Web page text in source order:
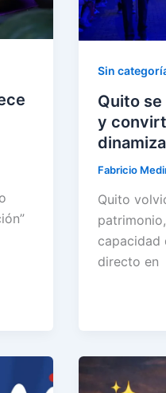
Sin
Quito se
y
Fabricio
Quito
capacidad
directo en